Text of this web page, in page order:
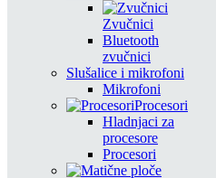
Zvučnici
Bluetooth
zvučnici
Slušalice i mikrofoni
Mikrofoni
Procesori
Hladnjaci za
procesore
Procesori